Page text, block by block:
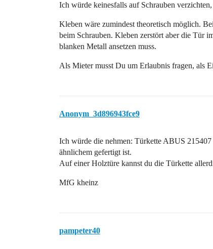
Ich würde keinesfalls auf Schrauben
Kleben wäre zumindest theoretisch möglich.
beim Schrauben. Kleben zerstört aber die Tür
blanken Metall ansetzen muss.
Als Mieter musst Du um Erlaubnis fragen, als
Anonym_3d896943fce9
Ich würde die nehmen: Türkette ABUS
ähnlichem gefertigt ist.
Auf einer Holztüre kannst du die Türkette
MfG kheinz
pampeter40